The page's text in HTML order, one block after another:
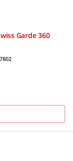
Garde 360